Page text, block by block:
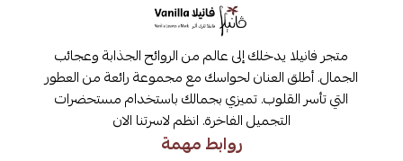
متجر فانيلا يدخلك إلى عالم من الروائح الجذابة وعجائب
الجمال. أطلق العنان لحواسك مع مجموعة رائعة من العطور
التي تأسر القلوب. تميزي بجمالك باستخدام مستحضرات
التجميل الفاخرة. انظم لاسرتنا الان
روابط مهمة